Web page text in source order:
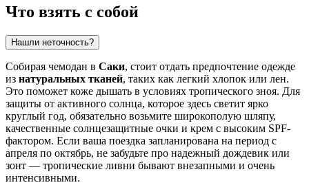
Что взять с собой
Нашли неточность?
Собирая чемодан в Саки, стоит отдать предпочтение одежде
из натуральных тканей, таких как легкий хлопок или лен.
Это поможет коже дышать в условиях тропического зноя. Для
защиты от активного солнца, которое здесь светит ярко
круглый год, обязательно возьмите широкополую шляпу,
качественные солнцезащитные очки и крем с высоким SPF-
фактором. Если ваша поездка запланирована на период с
апреля по октябрь, не забудьте про надежный дождевик или
зонт — тропические ливни бывают внезапными и очень
интенсивными.